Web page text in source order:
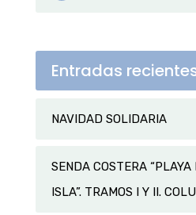
Entradas
NAVIDAD SOLIDARIA
SENDA COSTERA
ISLA”. TRAMOS I Y II.